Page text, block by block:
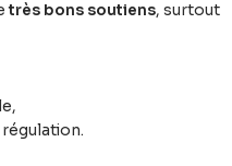
très bons soutiens, surtout